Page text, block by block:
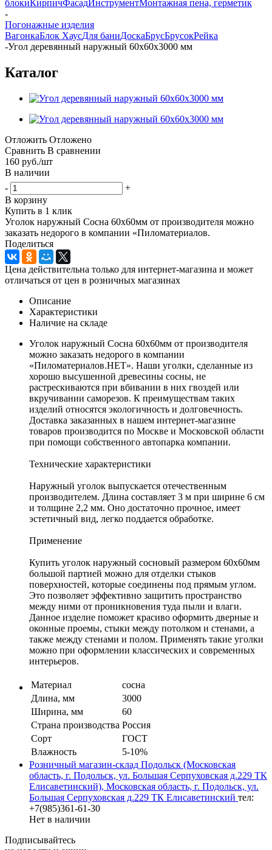
блокиКирпичФасадИнструментМонтажная пена, герметик
-
Погонажные изделия
ВагонкаБлок ХаусДля баниДоскаБрусБрусокРейка
-Угол деревянный наружный 60х60х3000 мм
Каталог
Отложить Отложено
Сравнить В сравнении
160 руб./шт
В наличии
-
+
В корзину
Купить в 1 клик
Уголок наружный Сосна 60х60мм от производителя можно
заказать недорого в компании «Пиломатериалов.
Поделиться
Цена действительна только для интернет-магазина и может
отличаться от цен в розничных магазинах
Описание
Характеристики
Наличие на складе
Уголок наружный Сосна 60х60мм от производителя
можно заказать недорого в компании
«Пиломатериалов.НЕТ». Наши уголки, сделанные из
хорошо высушенной древесины сосны, не
растрескиваются при вбивании в них гвоздей или
вкручивании саморезов. К преимуществам таких
изделий относятся экологичность и долговечность.
Доставка заказанных в нашем интернет-магазине
товаров производится по Москве и Московской области
при помощи собственного автопарка компании.
Технические характеристики
Наружный уголок выпускается отечественным
производителем. Длина составляет 3 м при ширине 6 см
и толщине 2,2 мм. Оно достаточно прочное, имеет
эстетичный вид, легко поддается обработке.
Применение
Купить уголок наружный сосновый размером 60х60мм
большой партией можно для отделки стыков
поверхностей, которые соединены под прямым углом.
Это позволяет эффективно защитить пространство
между ними от проникновения туда пыли и влаги.
Данное изделие поможет красиво оформить дверные и
оконные проемы, стыки между потолком и стенами, а
также между стенами и полом. Применять такие уголки
можно при оформлении классических и современных
интерьеров.
Материал
сосна
Длина, мм
3000
Ширина, мм
60
Страна производства Россия
Сорт
ГОСТ
Влажность
5-10%
Розничный магазин-склад Подольск (Московская
область, г. Подольск, ул. Большая Серпуховская д.229 ТК
Елисаветинский), Московская область, г. Подольск, ул.
Большая Серпуховская д.229 ТК Елисаветинский тел:
+7(985)361-61-30
Нет в наличии
Подписывайтесь